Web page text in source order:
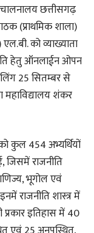
छत्तीसगढ़
(प्राथमिक शाला)
को व्याख्याता
हेतु ऑनलाईन ओपन
25 सितम्बर से
शंकर
कुल 454 अभ्यर्थियों
राजनीति
भूगोल एवं
राजनीति शास्त्र में
इतिहास में 40